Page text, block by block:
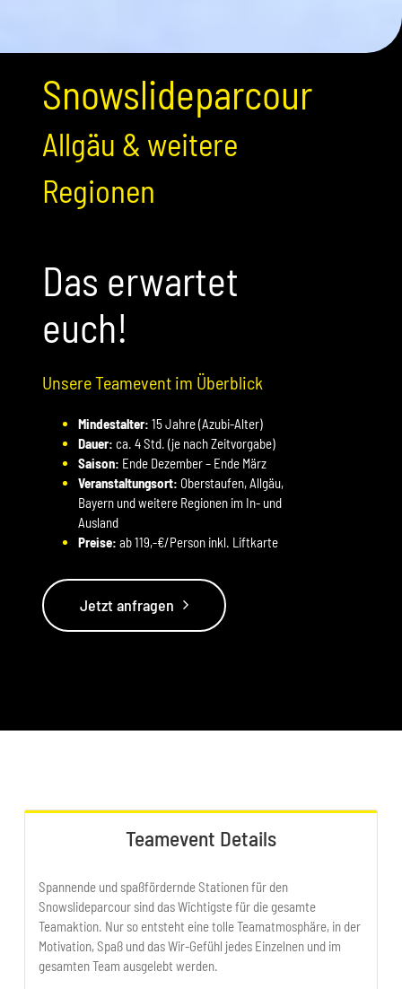
Snowslideparcour
Allgäu & weitere
Regionen
Das erwartet
euch!
Unsere Teamevent im Überblick
Mindestalter: 15 Jahre (Azubi-Alter)
Dauer: ca. 4 Std. (je nach Zeitvorgabe)
Saison: Ende Dezember – Ende März
Veranstaltungsort: Oberstaufen, Allgäu,
Bayern und weitere Regionen im In- und
Ausland
Preise: ab 119,-€/Person inkl. Liftkarte
Jetzt anfragen
Teamevent Details
Spannende und spaßfördernde Stationen für den
Snowslideparcour sind das Wichtigste für die gesamte
Teamaktion. Nur so entsteht eine tolle Teamatmosphäre, in der
Motivation, Spaß und das Wir-Gefühl jedes Einzelnen und im
gesamten Team ausgelebt werden.